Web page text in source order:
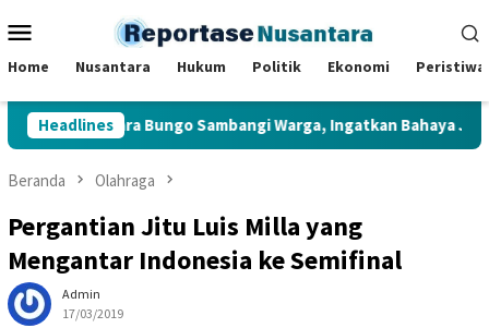
ke
Mobile
Home Nusantara Hukum Politik Ekonomi Peristiwa
Headlines
Muara Bungo Sambangi Warga, Ingatkan Bahaya Judi
Beranda Olahraga
Pergantian Jitu Luis Milla yang
Mengantar Indonesia ke Semifinal
Admin
17/03/2019